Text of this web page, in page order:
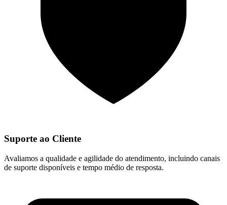
Suporte ao Cliente
Avaliamos a qualidade e agilidade do atendimento, incluindo canais
de suporte disponíveis e tempo médio de resposta.